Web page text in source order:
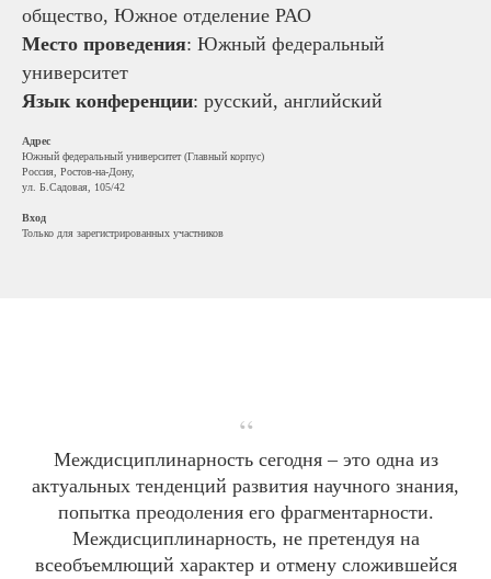
общество, Южное отделение РАО
Место проведения: Южный федеральный
университет
Язык конференции: русский, английский
Адрес
Южный федеральный университет (Главный корпус)
Россия, Ростов-на-Дону,
ул. Б.Садовая, 105/42
Вход
Только для зарегистрированных участников
“
Междисциплинарность сегодня – это одна из
актуальных тенденций развития научного знания,
попытка преодоления его фрагментарности.
Междисциплинарность, не претендуя на
всеобъемлющий характер и отмену сложившейся